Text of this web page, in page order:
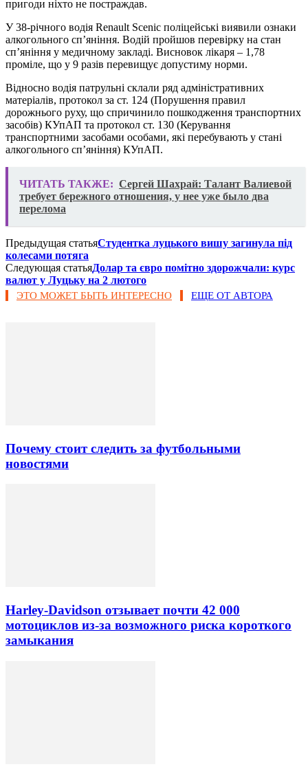
пригоди ніхто не постраждав.
У 38-річного водія Renault Scenic поліцейські виявили ознаки
алкогольного сп’яніння. Водій пройшов перевірку на стан
сп’яніння у медичному закладі. Висновок лікаря – 1,78
проміле, що у 9 разів перевищує допустиму норми.
Відносно водія патрульні склали ряд адміністративних
матеріалів, протокол за ст. 124 (Порушення правил
дорожнього руху, що спричинило пошкодження транспортних
засобів) КУпАП та протокол ст. 130 (Керування
транспортними засобами особами, які перебувають у стані
алкогольного сп’яніння) КУпАП.
ЧИТАТЬ ТАКЖЕ: Сергей Шахрай: Талант Валиевой
требует бережного отношения, у нее уже было два
перелома
Предыдущая статьяСтудентка луцького вишу загинула під
колесами потяга
Следующая статьяДолар та євро помітно здорожчали: курс
валют у Луцьку на 2 лютого
ЭТО МОЖЕТ БЫТЬ ИНТЕРЕСНО ЕЩЕ ОТ АВТОРА
Почему стоит следить за футбольными
новостями
Harley-Davidson отзывает почти 42 000
мотоциклов из-за возможного риска короткого
замыкания